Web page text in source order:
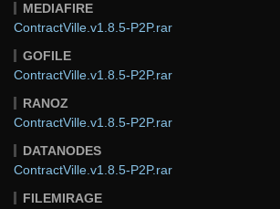
MEDIAFIRE
ContractVille.v1.8.5-P2P.rar
GOFILE
ContractVille.v1.8.5-P2P.rar
RANOZ
ContractVille.v1.8.5-P2P.rar
DATANODES
ContractVille.v1.8.5-P2P.rar
FILEMIRAGE